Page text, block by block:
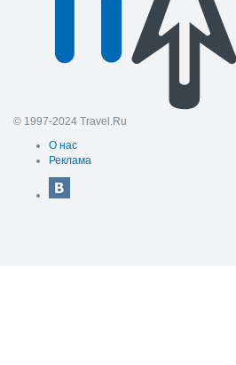
© 1997-2024 Travel.Ru
О нас
Реклама